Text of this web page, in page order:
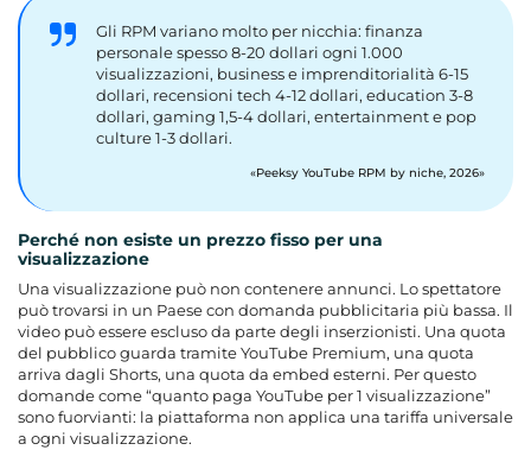
Gli RPM variano molto per nicchia: finanza
personale spesso 8-20 dollari ogni 1.000
visualizzazioni, business e imprenditorialità 6-15
dollari, recensioni tech 4-12 dollari, education 3-8
dollari, gaming 1,5-4 dollari, entertainment e pop
culture 1-3 dollari.
Peeksy YouTube RPM by niche, 2026
Perché non esiste un prezzo fisso per una
visualizzazione
Una visualizzazione può non contenere annunci. Lo spettatore
può trovarsi in un Paese con domanda pubblicitaria più bassa. Il
video può essere escluso da parte degli inserzionisti. Una quota
del pubblico guarda tramite YouTube Premium, una quota
arriva dagli Shorts, una quota da embed esterni. Per questo
domande come “quanto paga YouTube per 1 visualizzazione”
sono fuorvianti: la piattaforma non applica una tariffa universale
a ogni visualizzazione.